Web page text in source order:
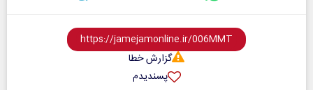
گزارش خطا
پسندیدم